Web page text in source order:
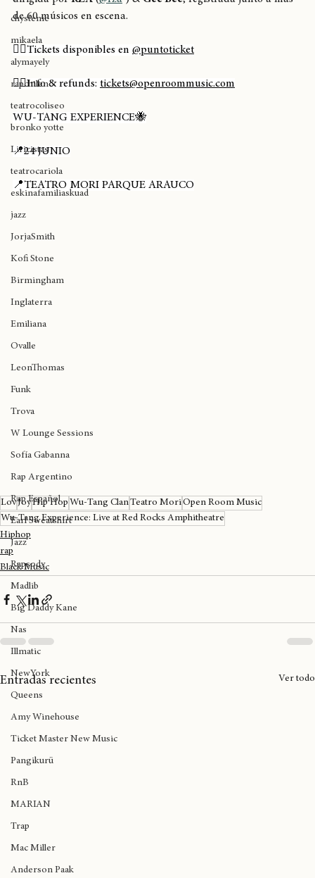
tylerthecreator
chystemc
mikaela
alymayely
rapchileno
teatrocoliseo
bronko yotte
teatrocariola
eskinafamiliaskuad
jazz
JorjaSmith
Kofi Stone
Birmingham
Inglaterra
Emiliana
Ovalle
LeonThomas
Funk
Trova
W Lounge Sessions
Sofía Gabanna
Rap Argentino
Rap Español
Earl Sweatshirt
Jazz
Rapsody
Madlib
Big Daddy Kane
Nas
Illmatic
NewYork
Queens
Amy Winehouse
Ticket Master New Music
Pangikurü
RnB
MARIAN
Trap
Mac Miller
dirigida por RZA (@rza ) &
👉🏽Tickets disponibles en
👉🏽Info & refunds:
WU-TANG EXPERIENCE🐝
📍24 JUNIO
LovJoyHip HopWu-Tang ClanTeatro MoriOpen Room Music
Wu-Tang Experience: Live at Red Rocks Amphitheatre
Hiphop
rap
Black Music
Entradas recientes